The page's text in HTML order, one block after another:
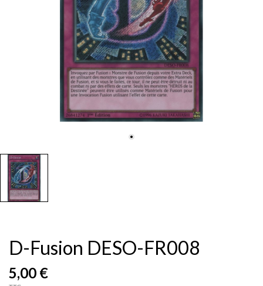
D-Fusion DESO-FR008
5,00 €